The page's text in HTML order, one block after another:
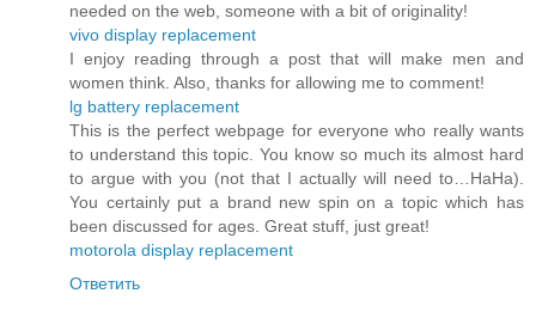
needed on the web, someone with a bit of originality!
vivo display replacement
I enjoy reading through a post that will make men and
women think. Also, thanks for allowing me to comment!
lg battery replacement
This is the perfect webpage for everyone who really wants
to understand this topic. You know so much its almost hard
to argue with you (not that I actually will need to…HaHa).
You certainly put a brand new spin on a topic which has
been discussed for ages. Great stuff, just great!
motorola display replacement
Ответить